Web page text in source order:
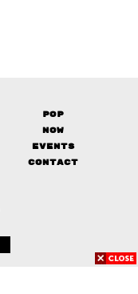
Pop
Now
Events
Contact